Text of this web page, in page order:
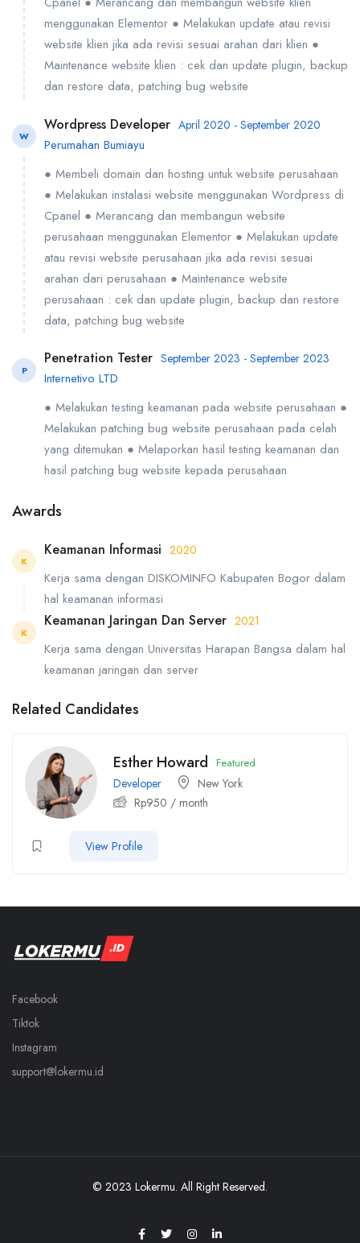
menggunakan Elementor ● Melakukan update atau revisi
website klien jika ada revisi sesuai arahan dari klien ●
Maintenance website klien : cek dan update plugin, backup
dan restore data, patching bug website
W
Wordpress Developer April 2020 - September 2020
Perumahan Bumiayu
● Membeli domain dan hosting untuk website perusahaan
● Melakukan instalasi website menggunakan Wordpress di
Cpanel ● Merancang dan membangun website
perusahaan menggunakan Elementor ● Melakukan update
atau revisi website perusahaan jika ada revisi sesuai
arahan dari perusahaan ● Maintenance website
perusahaan : cek dan update plugin, backup dan restore
data, patching bug website
P
Penetration Tester September 2023 - September 2023
Internetivo LTD
● Melakukan testing keamanan pada website perusahaan ●
Melakukan patching bug website perusahaan pada celah
yang ditemukan ● Melaporkan hasil testing keamanan dan
hasil patching bug website kepada perusahaan
Awards
K
Keamanan Informasi 2020
Kerja sama dengan DISKOMINFO Kabupaten Bogor dalam
hal keamanan informasi
K
Keamanan Jaringan Dan Server 2021
Kerja sama dengan Universitas Harapan Bangsa dalam hal
keamanan jaringan dan server
Related Candidates
Esther Howard Featured
Developer
New York
Rp950 / month
View Profile
Facebook
Tiktok
Instagram
support@lokermu.id
© 2023 Lokermu. All Right Reserved.